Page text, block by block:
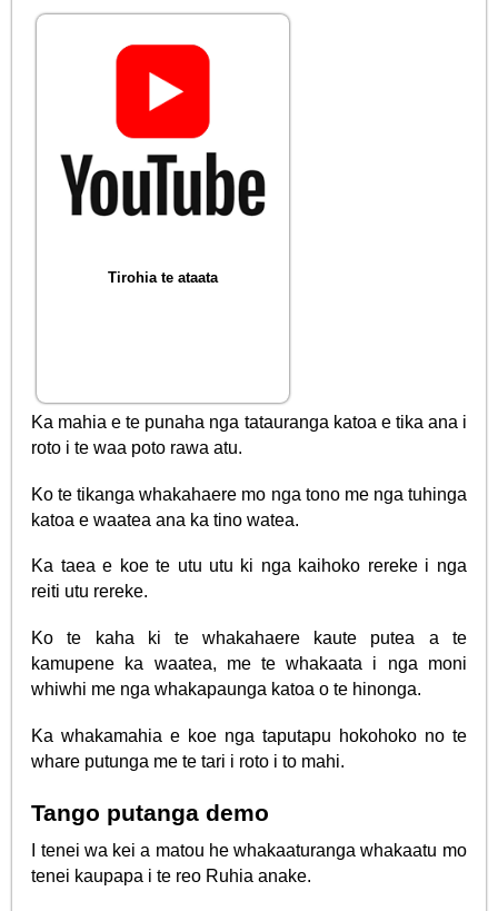
Tirohia te ataata
Ka mahia e te punaha nga tatauranga katoa e tika ana i
roto i te waa poto rawa atu.
Ko te tikanga whakahaere mo nga tono me nga tuhinga
katoa e waatea ana ka tino watea.
Ka taea e koe te utu utu ki nga kaihoko rereke i nga
reiti utu rereke.
Ko te kaha ki te whakahaere kaute putea a te
kamupene ka waatea, me te whakaata i nga moni
whiwhi me nga whakapaunga katoa o te hinonga.
Ka whakamahia e koe nga taputapu hokohoko no te
whare putunga me te tari i roto i to mahi.
Tango putanga demo
I tenei wa kei a matou he whakaaturanga whakaatu mo
tenei kaupapa i te reo Ruhia anake.